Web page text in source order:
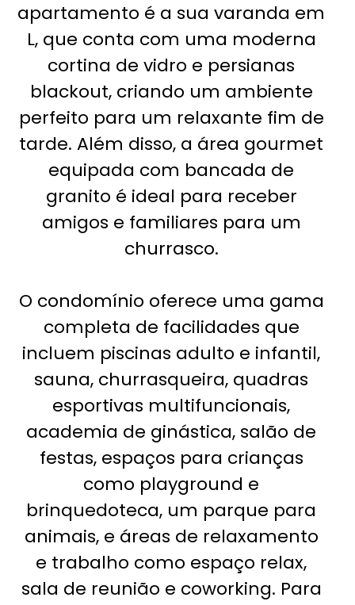
apartamento é a sua varanda em
L, que conta com uma moderna
cortina de vidro e persianas
blackout, criando um ambiente
perfeito para um relaxante fim de
tarde. Além disso, a área gourmet
equipada com bancada de
granito é ideal para receber
amigos e familiares para um
churrasco.
O condomínio oferece uma gama
completa de facilidades que
incluem piscinas adulto e infantil,
sauna, churrasqueira, quadras
esportivas multifuncionais,
academia de ginástica, salão de
festas, espaços para crianças
como playground e
brinquedoteca, um parque para
animais, e áreas de relaxamento
e trabalho como espaço relax,
sala de reunião e coworking. Para